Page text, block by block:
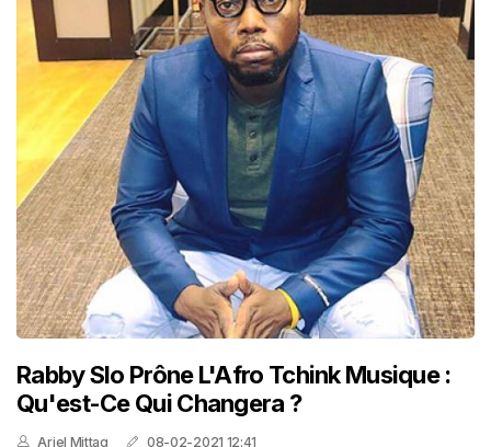
Rabby Slo Prône L'Afro Tchink Musique :
Qu'est-Ce Qui Changera ?
Ariel Mittag 08-02-2021 12:41